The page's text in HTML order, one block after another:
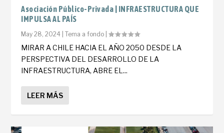
Asociación Público-Privada | INFRAESTRUCTURA QUE
IMPULSA AL PAÍS
May 28, 2024 |Tema a fondo |
MIRAR A CHILE HACIA EL AÑO 2050 DESDE LA
PERSPECTIVA DEL DESARROLLO DE LA
INFRAESTRUCTURA, ABRE EL...
LEER MÁS